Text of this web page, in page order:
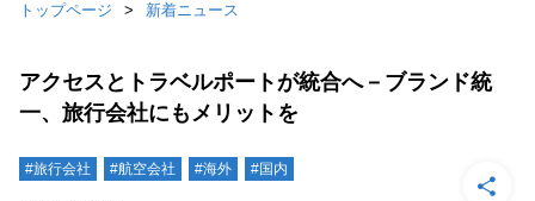
トップページ 新着ニュース
アクセスとトラベルポートが統合へ－ブランド統
一、旅行会社にもメリットを
#旅行会社 #航空会社 #海外 #国内